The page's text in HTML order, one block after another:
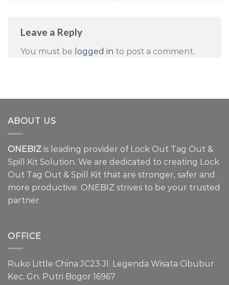
Leave a Reply
You must be logged in to post a comment.
ABOUT US
ONEBIZ is leading provider of Lock Out Tag Out &
Spill Kit Solution. We are dedicated to creating Lock
Out Tag Out & Spill Kit that are stronger, safer and
more productive. ONEBIZ strives to be your trusted
partner
OFFICE
Ruko Little China JC23 Jl. Legenda Wisata Cibubur
Kec. Gn. Putri Bogor 16967